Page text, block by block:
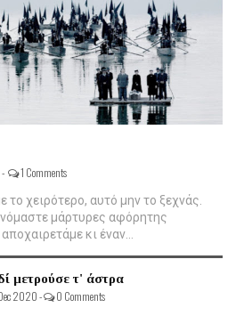
1 Comments
το χειρότερο, αυτό μην το ξεχνάς.
μάρτυρες αφόρητης
κι έναν...
μετρούσε τ' άστρα
2020 - 0 Comments